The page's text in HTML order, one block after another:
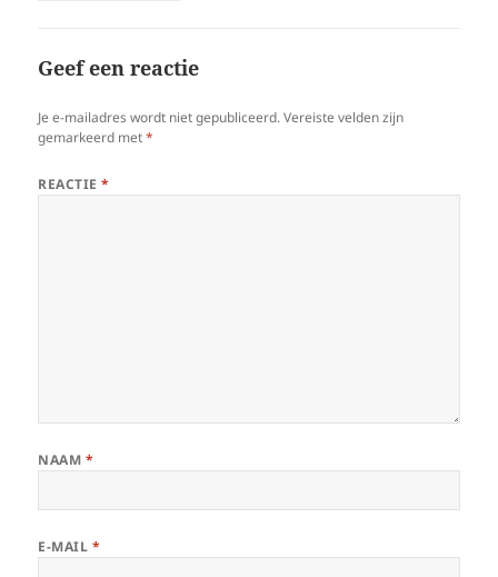
Geef een reactie
Je e-mailadres wordt niet gepubliceerd. Vereiste velden zijn
gemarkeerd met*
REACTIE*
NAAM *
E-MAIL *